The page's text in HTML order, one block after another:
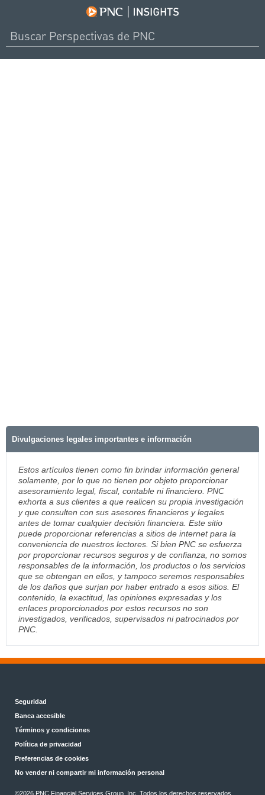
Divulgaciones legales importantes e información
Estos artículos tienen como fin brindar información general
solamente, por lo que no tienen por objeto proporcionar
asesoramiento legal, fiscal, contable ni financiero. PNC
exhorta a sus clientes a que realicen su propia investigación
y que consulten con sus asesores financieros y legales
antes de tomar cualquier decisión financiera. Este sitio
puede proporcionar referencias a sitios de internet para la
conveniencia de nuestros lectores. Si bien PNC se esfuerza
por proporcionar recursos seguros y de confianza, no somos
responsables de la información, los productos o los servicios
que se obtengan en ellos, y tampoco seremos responsables
de los daños que surjan por haber entrado a esos sitios. El
contenido, la exactitud, las opiniones expresadas y los
enlaces proporcionados por estos recursos no son
investigados, verificados, supervisados ni patrocinados por
PNC.
Seguridad
Banca accesible
Términos y condiciones
Política de privacidad
Preferencias de cookies
No vender ni compartir mi información personal
©2026 PNC Financial Services Group, Inc. Todos los derechos reservados.